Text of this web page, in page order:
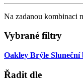
Na zadanou kombinaci
Vybrané filtry
Oakley Brýle Sluneční
Řadit dle